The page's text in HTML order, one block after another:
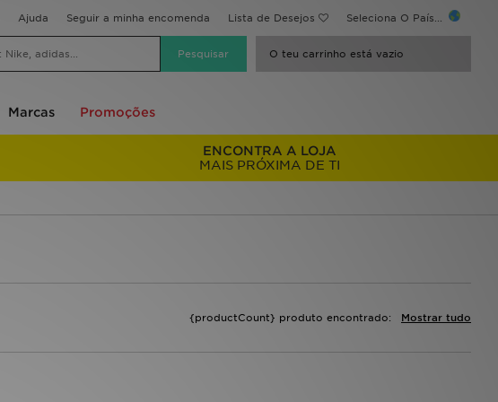
Ajuda Seguir a minha encomenda Lista de Desejos Seleciona O País...
O teu carrinho está vazio
Marcas Promoções
ENCONTRA A LOJA
MAIS PRÓXIMA DE TI
Mostrar tudo
{productCount} produto encontrado: